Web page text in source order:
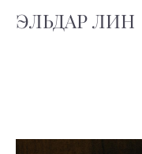
ЭЛЬДАР ЛИН